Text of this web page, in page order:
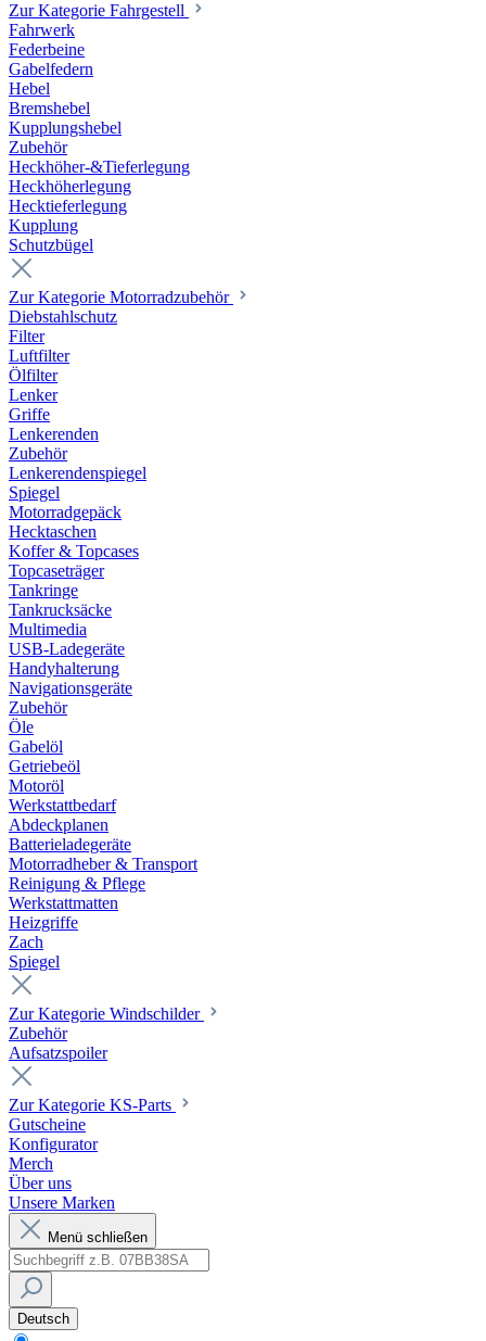
Zur Kategorie Fahrgestell
Fahrwerk
Federbeine
Gabelfedern
Hebel
Bremshebel
Kupplungshebel
Zubehör
Heckhöher-&Tieferlegung
Heckhöherlegung
Hecktieferlegung
Kupplung
Schutzbügel
Zur Kategorie Motorradzubehör
Diebstahlschutz
Filter
Luftfilter
Ölfilter
Lenker
Griffe
Lenkerenden
Zubehör
Lenkerendenspiegel
Spiegel
Motorradgepäck
Hecktaschen
Koffer & Topcases
Topcaseträger
Tankringe
Tankrucksäcke
Multimedia
USB-Ladegeräte
Handyhalterung
Navigationsgeräte
Zubehör
Öle
Gabelöl
Getriebeöl
Motoröl
Werkstattbedarf
Abdeckplanen
Batterieladegeräte
Motorradheber & Transport
Reinigung & Pflege
Werkstattmatten
Heizgriffe
Zach
Spiegel
Zur Kategorie Windschilder
Zubehör
Aufsatzspoiler
Zur Kategorie KS-Parts
Gutscheine
Konfigurator
Merch
Über uns
Unsere Marken
Menü schließen
Deutsch